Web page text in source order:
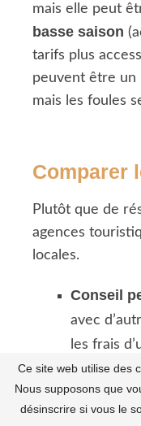
mais elle peut
basse saison
tarifs plus
peuvent être un
mais les foules
Comparer
Plutôt que de
agences
locales.
Conseil
avec
les frais
Les
Ce site web utilise des
Nous supposons que
désinscrire si vous le